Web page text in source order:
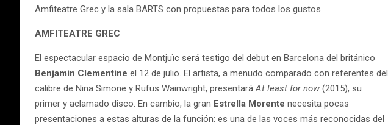
Amfiteatre Grec y la sala BARTS con propuestas para todos los gustos.
AMFITEATRE GREC
El espectacular espacio de Montjuïc será testigo del debut en Barcelona del británico
Benjamin Clementine el 12 de julio. El artista, a menudo comparado con referentes del
calibre de Nina Simone y Rufus Wainwright, presentaráAt least for now (2015), su
primer y aclamado disco. En cambio, la gran Estrella Morente necesita pocas
presentaciones a estas alturas de la función: es una de las voces más reconocidas del